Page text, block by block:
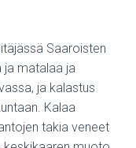
Saaroisten
ja matalaa ja
ja kalastus
Kalaa
takia veneet